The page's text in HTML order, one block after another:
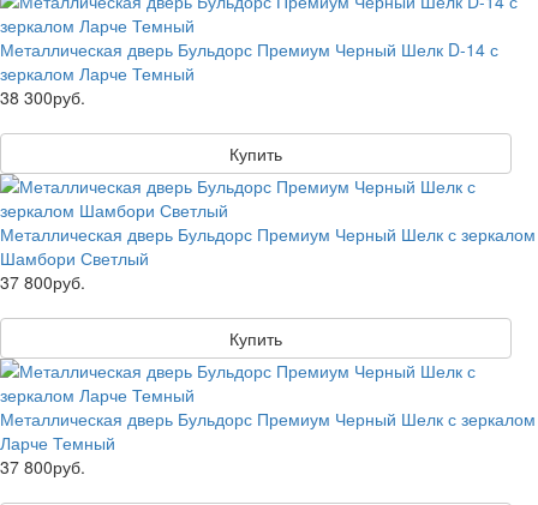
Металлическая дверь Бульдорс Премиум Черный Шелк D-14 с
зеркалом Ларче Темный
38 300руб.
Купить
Металлическая дверь Бульдорс Премиум Черный Шелк с зеркалом
Шамбори Светлый
37 800руб.
Купить
Металлическая дверь Бульдорс Премиум Черный Шелк с зеркалом
Ларче Темный
37 800руб.